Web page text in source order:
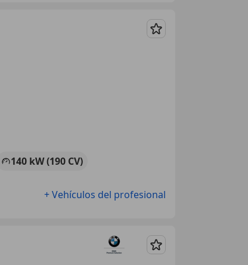
Guardar
140 kW (190 CV)
+ Vehículos del profesional
Guardar